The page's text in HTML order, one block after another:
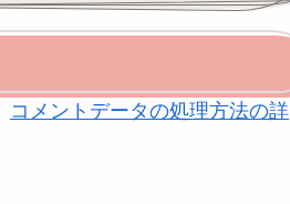
コメントデータの処理方法の詳